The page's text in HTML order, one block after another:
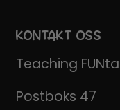
KONTAKT OSS
Teaching
Postboks 47